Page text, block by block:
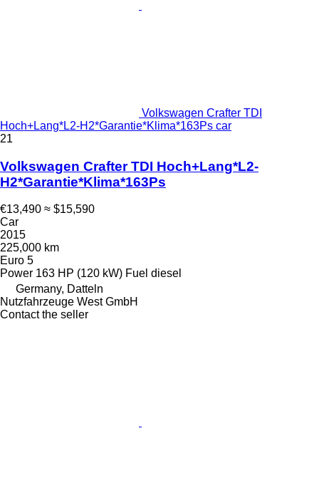
Volkswagen Crafter TDI
Hoch+Lang*L2-H2*Garantie*Klima*163Ps car
21
Volkswagen Crafter TDI Hoch+Lang*L2-
H2*Garantie*Klima*163Ps
€13,490 ≈ $15,590
Car
2015
225,000 km
Euro 5
Power 163 HP (120 kW) Fuel diesel
Germany, Datteln
Nutzfahrzeuge West GmbH
Contact the seller